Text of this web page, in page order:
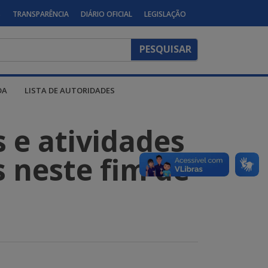
TRANSPARÊNCIA DIÁRIO OFICIAL LEGISLAÇÃO
LISTA DE AUTORIDADES
e atividades
neste fim de